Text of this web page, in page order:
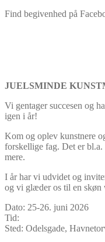
Find begivenhed på
JUELSMINDE
Vi gentager succesen og
igen i år!
Kom og oplev kunstnere
forskellige fag. Det er
mere.
I år har vi udvidet og
og vi glæder os til en skøn
Dato: 25-26. juni 2026
Tid:
Sted: Odelsgade,